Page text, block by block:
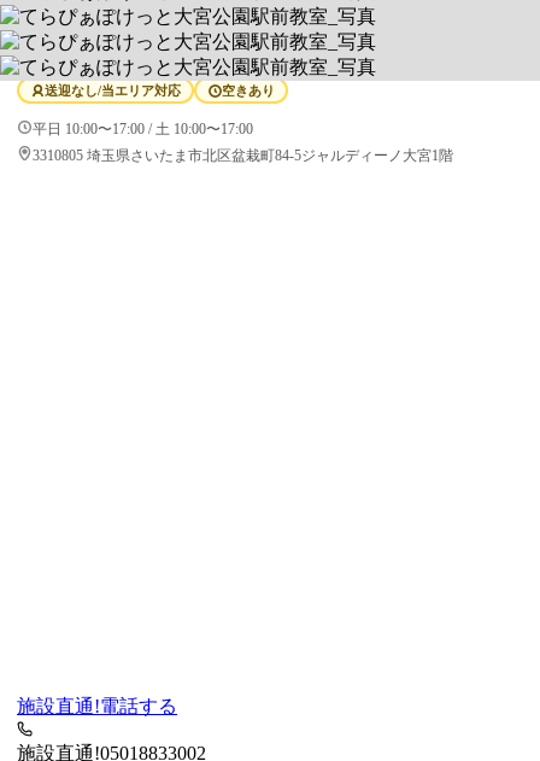
てらぴぁぽけっと大宮公園駅前教室
マンツーマンのABA療育
送迎なし/当エリア対応 空きあり
平日 10:00〜17:00 / 土 10:00〜17:00
3310805 埼玉県さいたま市北区盆栽町84-5ジャルディーノ大宮1階
施設直通!電話する
施設直通!05018833002